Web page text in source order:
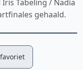
Tabeling / Nadia
gehaald.